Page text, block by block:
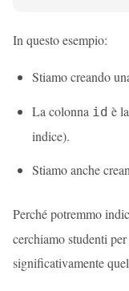
In questo esempio:
Stiamo creando
La colonna id è
indice).
Stiamo anche
Perché potremmo
cerchiamo studenti
significativamente